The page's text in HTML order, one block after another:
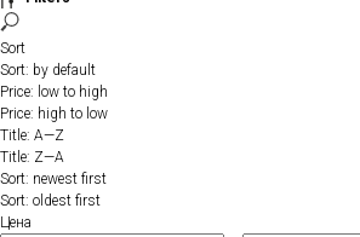
Sort
Sort: by default
Price: low to high
Price: high to low
Title: A—Z
Title: Z—A
Sort: newest first
Sort: oldest first
Цена